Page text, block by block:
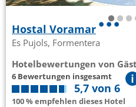
Hostal Voramar
Es Pujols, Formentera
Hotelbewertungen von
6 Bewertungen insgesamt
5,7 von 6
100 % empfehlen dieses Hotel